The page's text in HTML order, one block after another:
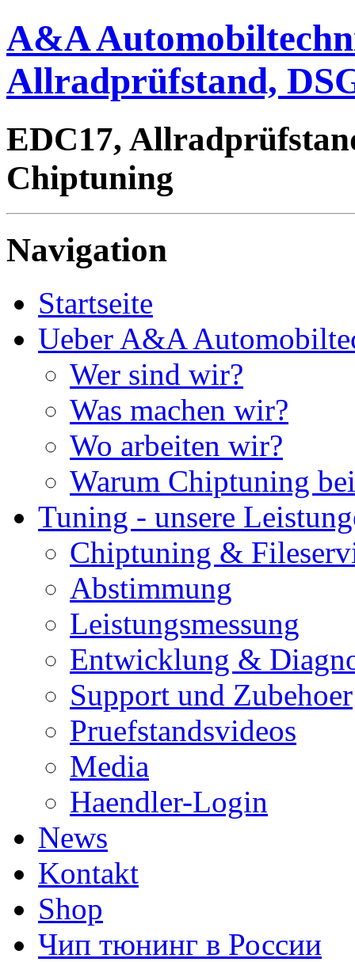
A&A
Allradprüfstand,
EDC17,
Chiptuning
Navigation
Startseite
Ueber A&A
Wer sind wir?
Was machen wir?
Wo arbeiten wir?
Warum Chiptuning
Tuning - unsere
Chiptuning &
Abstimmung
Leistungsmessung
Entwicklung &
Support und Zubehoer
Pruefstandsvideos
Media
Haendler-Login
News
Kontakt
Shop
Чип тюнинг в России